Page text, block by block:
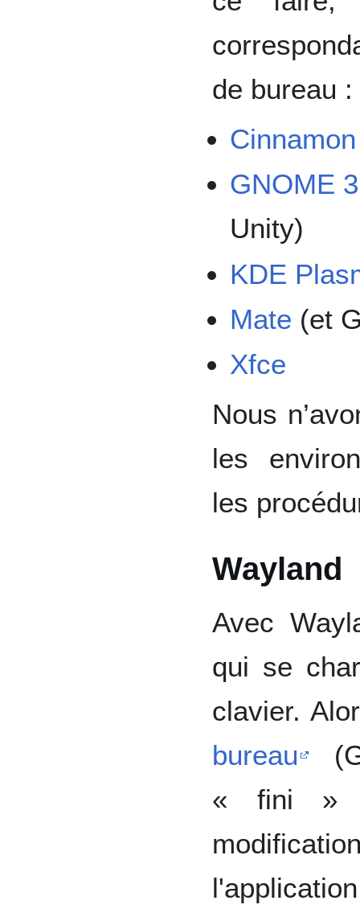
de bureau :
Cinnamon
GNOME 3
Unity)
KDE
Mate (et
Xfce
Nous
les
les
Wayland
Avec
qui se
clavier.
bureau
« fini »